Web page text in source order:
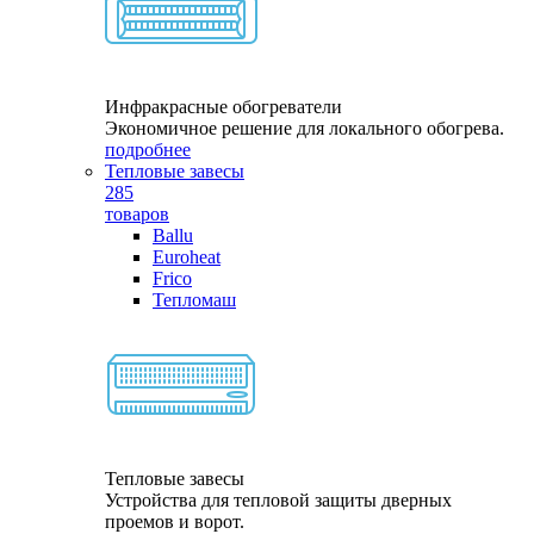
Инфракрасные обогреватели
Экономичное решение для локального обогрева.
подробнее
Тепловые завесы
285
товаров
Ballu
Euroheat
Frico
Тепломаш
Тепловые завесы
Устройства для тепловой защиты дверных
проемов и ворот.